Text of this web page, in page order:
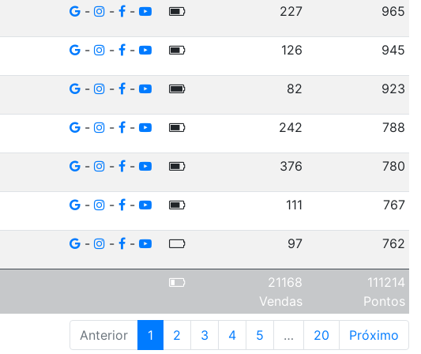
- - - 227 965
- - - 126 945
- - - 82 923
- - - 242 788
- - - 376 780
- - - 111 767
- - - 97 762
21168
Vendas
111214
Pontos
Anterior 1 2 3 4 5 … 20 Próximo